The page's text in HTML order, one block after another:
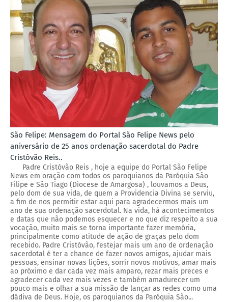
São Felipe: Mensagem do Portal São Felipe News pelo
aniversário de 25 anos ordenação sacerdotal do Padre
Cristóvão Reis..
Padre Cristóvão Reis , hoje a equipe do Portal São Felipe
News em oração com todos os paroquianos da Paróquia São
Filipe e São Tiago (Diocese de Amargosa) , louvamos a Deus,
pelo dom de sua vida, de quem a Providencia Divina se serviu,
a fim de nos permitir estar aqui para agradecermos mais um
ano de sua ordenação sacerdotal. Na vida, há acontecimentos
e datas que não podemos esquecer e no que diz respeito a sua
vocação, muito mais se torna importante fazer memória,
principalmente como atitude de ação de graças pelo dom
recebido. Padre Cristóvão, festejar mais um ano de ordenação
sacerdotal é ter a chance de fazer novos amigos, ajudar mais
pessoas, ensinar novas lições, sorrir novos motivos, amar mais
ao próximo e dar cada vez mais amparo, rezar mais preces e
agradecer cada vez mais vezes e também amadurecer um
pouco mais e olhar a sua missão de lançar as redes como uma
dádiva de Deus. Hoje, os paroquianos da Paróquia São...